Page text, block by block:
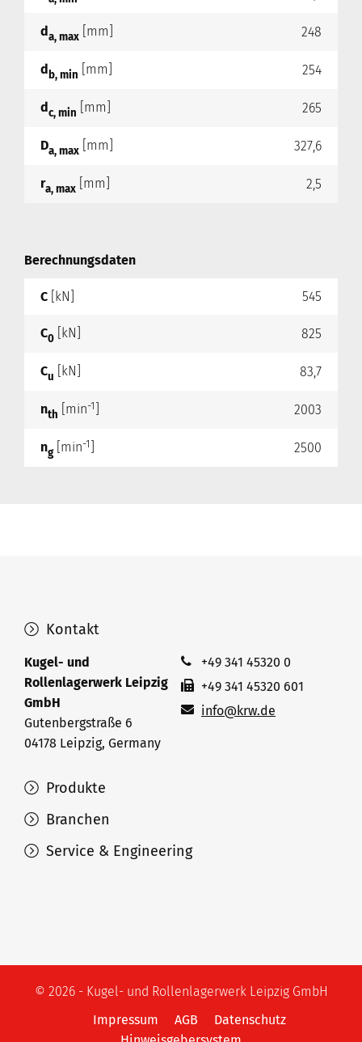
da, max [mm] 248
d b, min [mm] 254
dc, min [mm] 265
Da, max [mm] 327,6
ra, max [mm] 2,5
Berechnungsdaten
C [kN] 545
C0 [kN] 825
Cu [kN] 83,7
nth [min-1 2003
ng[min-1 2500
Produkte
Branchen
Service & Engineering
Kontakt
Kugel- und
Rollenlagerwerk Leipzig
GmbH
Gutenbergstraße 6
04178 Leipzig, Germany
+49 341 45320 0
+49 341 45320 601
info@krw.de
© 2026 - Kugel- und Rollenlagerwerk Leipzig GmbH
Impressum
AGB
Datenschutz